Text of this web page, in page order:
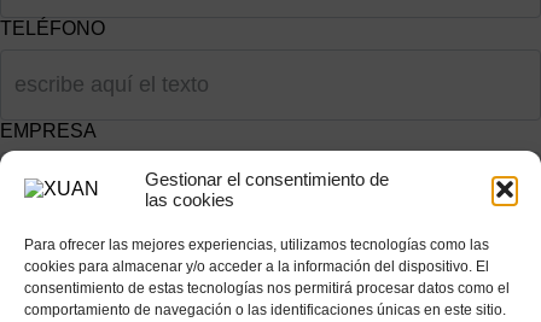
Gestionar el consentimiento de
las cookies
Para ofrecer las mejores experiencias, utilizamos tecnologías como las
cookies para almacenar y/o acceder a la información del dispositivo. El
consentimiento de estas tecnologías nos permitirá procesar datos como el
comportamiento de navegación o las identificaciones únicas en este sitio.
TELÉFONO
EMPRESA